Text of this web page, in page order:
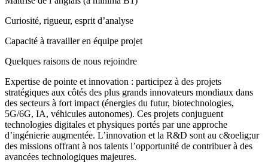
Curiosité, rigueur, esprit d’analyse
Capacité à travailler en équipe projet
Quelques raisons de nous rejoindre
Expertise de pointe et innovation : participez à des projets
stratégiques aux côtés des plus grands innovateurs mondiaux dans
des secteurs à fort impact (énergies du futur, biotechnologies,
5G/6G, IA, véhicules autonomes). Ces projets conjuguent
technologies digitales et physiques portés par une approche
d’ingénierie augmentée. L’innovation et la R&D sont au c&oelig;ur
des missions offrant à nos talents l’opportunité de contribuer à des
avancées technologiques majeures.